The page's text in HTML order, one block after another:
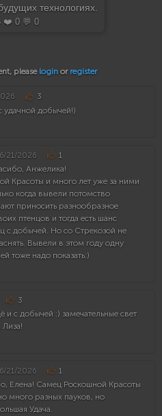
технологиях.
❤️ 0 💬 0
please login or register
3
добычей!)
21/2026 1
Анжелика!
Красоты и много лет уже за ними
когда вывели потомство
приносить разнообразное
птенцов и тогда есть шанс
с добычей. Но со Стрекозой не
Вывели в этом году одну
тоже надо показать:)
3
и с добычей :) замечательные свет
Лиза!
21/2026 1
Елена! Самец Роскошной Красоты
много разных пауков, но
Удача.